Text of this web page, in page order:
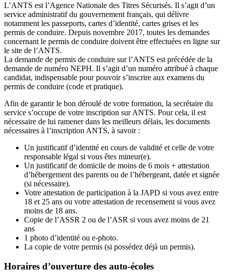
L’ANTS est l’Agence Nationale des Titres Sécurisés. Il s’agit d’un
service administratif du gouvernement français, qui délivre
notamment les passeports, cartes d’identité, cartes grises et les
permis de conduire. Depuis novembre 2017, toutes les demandes
concernant le permis de conduire doivent être effectuées en ligne sur
le site de l’ANTS.
La demande de permis de conduire sur l’ANTS est précédée de la
demande de numéro NEPH. Il s’agit d’un numéro attribué à chaque
candidat, indispensable pour pouvoir s’inscrire aux examens du
permis de conduire (code et pratique).
Afin de garantir le bon déroulé de votre formation, la secrétaire du
service s’occupe de votre inscription sur ANTS. Pour cela, il est
nécessaire de lui ramener dans les meilleurs délais, les documents
nécessaires à l’inscription ANTS, à savoir :
Un justificatif d’identité en cours de validité et celle de votre
responsable légal si vous êtes mineur(e).
Un justificatif de domicile de moins de 6 mois + attestation
d’hébergement des parents ou de l’hébergeant, datée et signée
(si nécessaire).
Votre attestation de participation à la JAPD si vous avez entre
18 et 25 ans ou votre attestation de recensement si vous avez
moins de 18 ans.
Copie de l’ASSR 2 ou de l’ASR si vous avez moins de 21
ans
1 photo d’identité ou e-photo.
La copie de votre permis (si possédez déjà un permis).
Horaires d’ouverture des auto-écoles